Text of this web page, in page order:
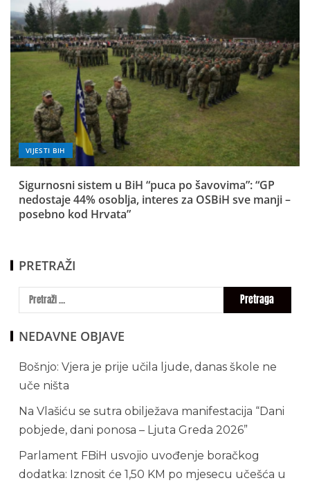
VIJESTI BIH
Sigurnosni sistem u BiH “puca po šavovima”: “GP
nedostaje 44% osoblja, interes za OSBiH sve manji –
posebno kod Hrvata”
PRETRAŽI
NEDAVNE OBJAVE
Bošnjo: Vjera je prije učila ljude, danas škole ne
uče ništa
Na Vlašiću se sutra obilježava manifestacija “Dani
pobjede, dani ponosa – Ljuta Greda 2026”
Parlament FBiH usvojio uvođenje boračkog
dodatka: Iznosit će 1,50 KM po mjesecu učešća u